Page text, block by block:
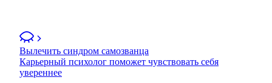
Вылечить синдром самозванца
Карьерный психолог поможет чувствовать себя
увереннее